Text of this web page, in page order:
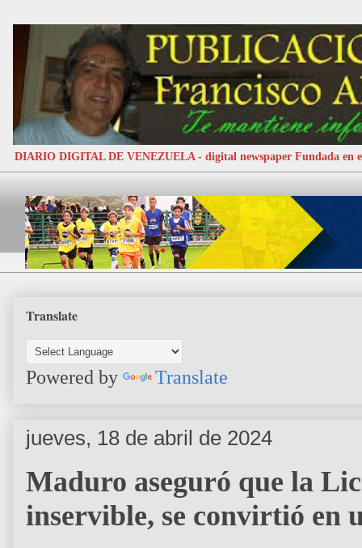
DIARIO DIGITAL DE VENEZUELA - digital newspaper Fundada en
Translate
Powered by Translate
jueves, 18 de abril de 2024
Maduro aseguró que la
inservible, se convirtió en